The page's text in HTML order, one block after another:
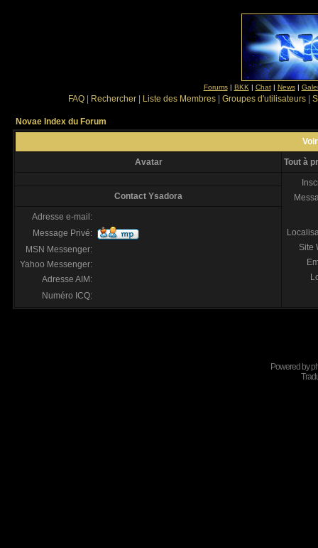
Forums| BKK | Chat| News|
FAQ Rechercher Liste des Membres Groupes d'utilisateurs
Novae Index du Forum
Avatar Tout à
Site
Contact Ysadora
Adresse e-mail:
Message Privé:
MSN Messenger:
Yahoo Messenger:
Adresse AIM:
Numéro ICQ:
Powered by